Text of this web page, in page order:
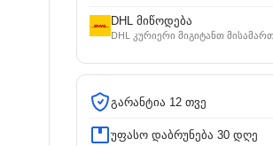
DHL მიწოდება
DHL კურიერი მიგიტანთ
გარანტია 12 თვე
უფასო დაბრუნება 30 დღე